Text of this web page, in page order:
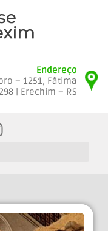
Endereço
– 1251, Fátima
| Erechim – RS